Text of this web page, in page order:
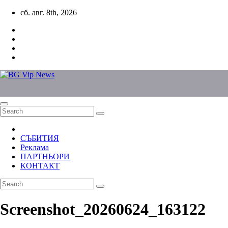
Skip
content
сб. авг. 8th, 2026
СЪБИТИЯ
Реклама
ПАРТНЬОРИ
КОНТАКТ
Screenshot_20260624_163122